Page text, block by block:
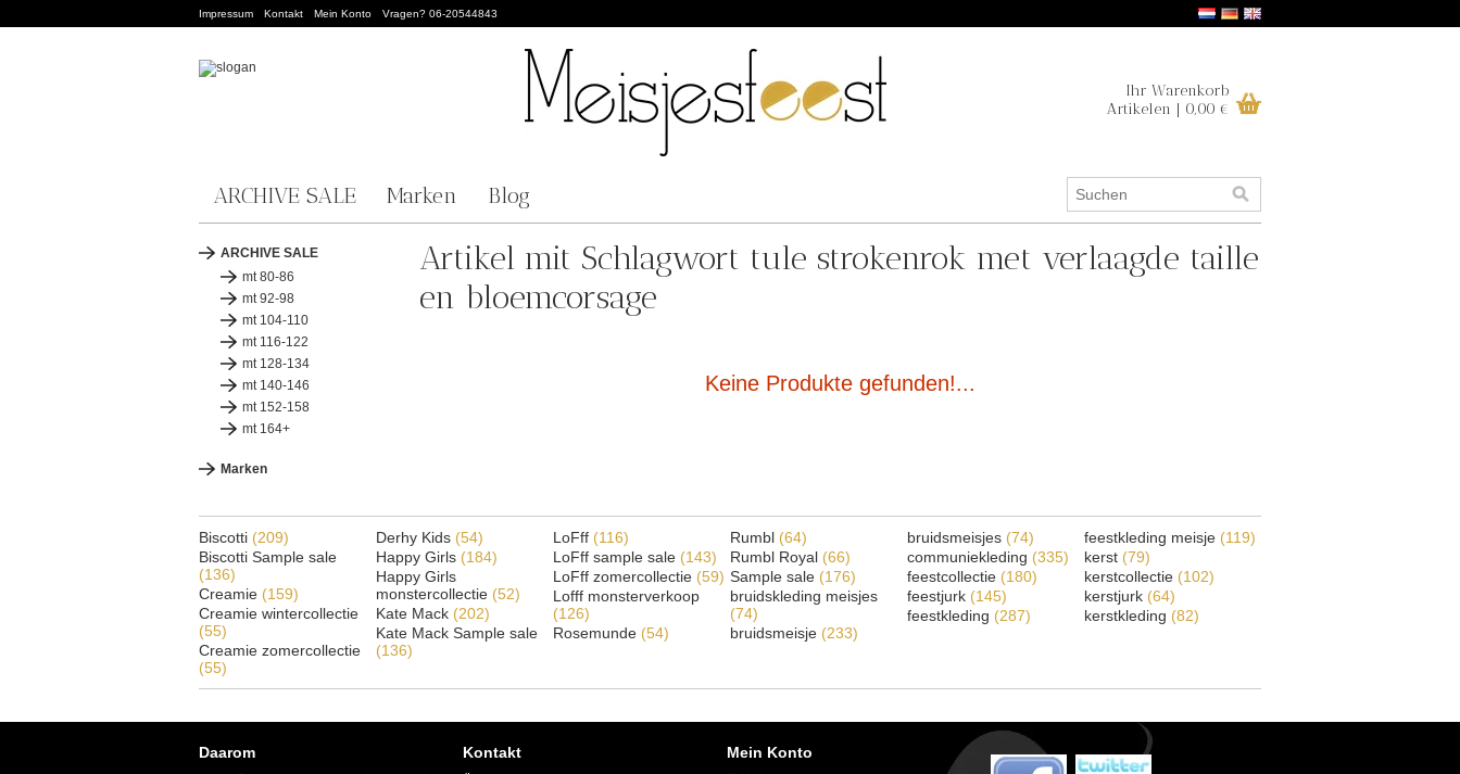
Impressum Kontakt Mein Konto Vragen? 06-20544843
Ihr Warenkorb
Artikelen | 0,00 €
ARCHIVE SALE Marken Blog
ARCHIVE SALE
mt 80-86
mt 92-98
mt 104-110
mt 116-122
mt 128-134
mt 140-146
mt 152-158
mt 164+
Marken
Artikel mit Schlagwort tule strokenrok met verlaagde taille
en bloemcorsage
Keine Produkte gefunden!...
Biscotti (209)
Biscotti Sample sale
(136)
Creamie (159)
Creamie wintercollectie
(55)
Creamie zomercollectie
(55)
Derhy Kids (54)
Happy Girls (184)
Happy Girls
monstercollectie (52)
Kate Mack (202)
Kate Mack Sample sale
(136)
LoFff (116)
LoFff sample sale (143)
LoFff zomercollectie (59)
Lofff monsterverkoop
(126)
Rosemunde (54)
Rumbl (64)
Rumbl Royal (66)
Sample sale (176)
bruidskleding meisjes
(74)
bruidsmeisje (233)
bruidsmeisjes (74)
communiekleding (335)
feestcollectie (180)
feestjurk (145)
feestkleding (287)
feestkleding meisje (119)
kerst (79)
kerstcollectie (102)
kerstjurk (64)
kerstkleding (82)
Daarom Kontakt Mein Konto